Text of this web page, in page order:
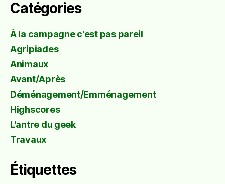
Catégories
À la campagne c'est pas pareil
Agripiades
Animaux
Avant/Après
Déménagement/Emménagement
Highscores
L'antre du geek
Travaux
Étiquettes